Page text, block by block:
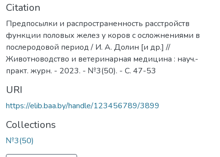
Citation
Предпосылки и распространенность расстройств
функции половых желез у коров с осложнениями в
послеродовой период / И. А. Долин [и др.] //
Животноводство и ветеринарная медицина : науч.-
практ. журн. - 2023. - №3(50). - С. 47-53
URI
https://elib.baa.by/handle/123456789/3899
Collections
№3(50)